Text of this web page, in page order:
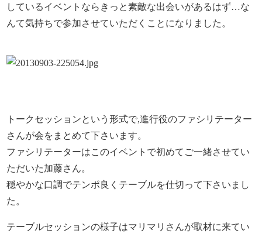
しているイベントならきっと素敵な出会いがあるはず…な
んて気持ちで参加させていただくことになりました。
トークセッションという形式で,進行役のファシリテーター
さんが会をまとめて下さいます。
ファシリテーターはこのイベントで初めてご一緒させてい
ただいた加藤さん。
穏やかな口調でテンポ良くテーブルを仕切って下さいまし
た。
テーブルセッションの様子はマリマリさんが取材に来てい